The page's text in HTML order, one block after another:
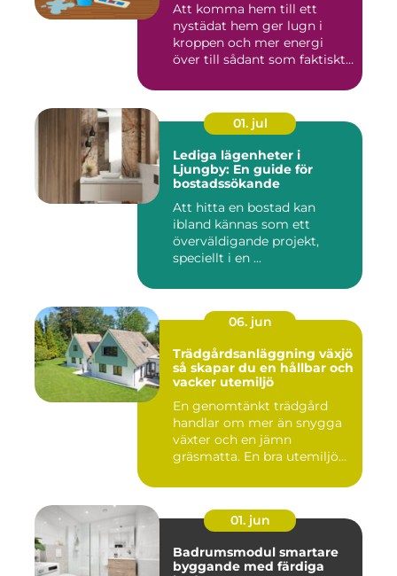
Att komma hem till ett
nystädat hem ger lugn i
kroppen och mer energi
över till sådant som faktiskt
01. jul
Lediga lägenheter i
Ljungby: En guide för
bostadssökande
Att hitta en bostad kan
ibland kännas som ett
överväldigande projekt,
speciellt i en ...
06. jun
Trädgårdsanläggning växjö
så skapar du en hållbar och
vacker utemiljö
En genomtänkt trädgård
handlar om mer än snygga
växter och en jämn
gräsmatta. En bra utemiljö
01. jun
Badrumsmodul smartare
byggande med färdiga